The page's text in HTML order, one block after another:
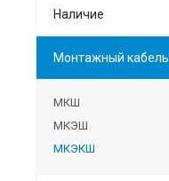
Наличие
Монтажный кабель
МКШ
МКЭШ
МКЭКШ